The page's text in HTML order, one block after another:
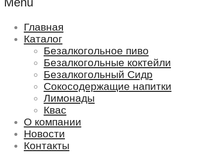
Главная
Каталог
Безалкогольное пиво
Безалкогольные коктейли
Безалкогольный Сидр
Сокосодержащие напитки
Лимонады
Квас
О компании
Новости
Контакты